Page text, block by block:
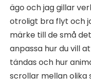
ägo och jag gillar
otroligt bra flyt och
märke till de små
anpassa hur du vill
tändas och hur
scrollar mellan olika